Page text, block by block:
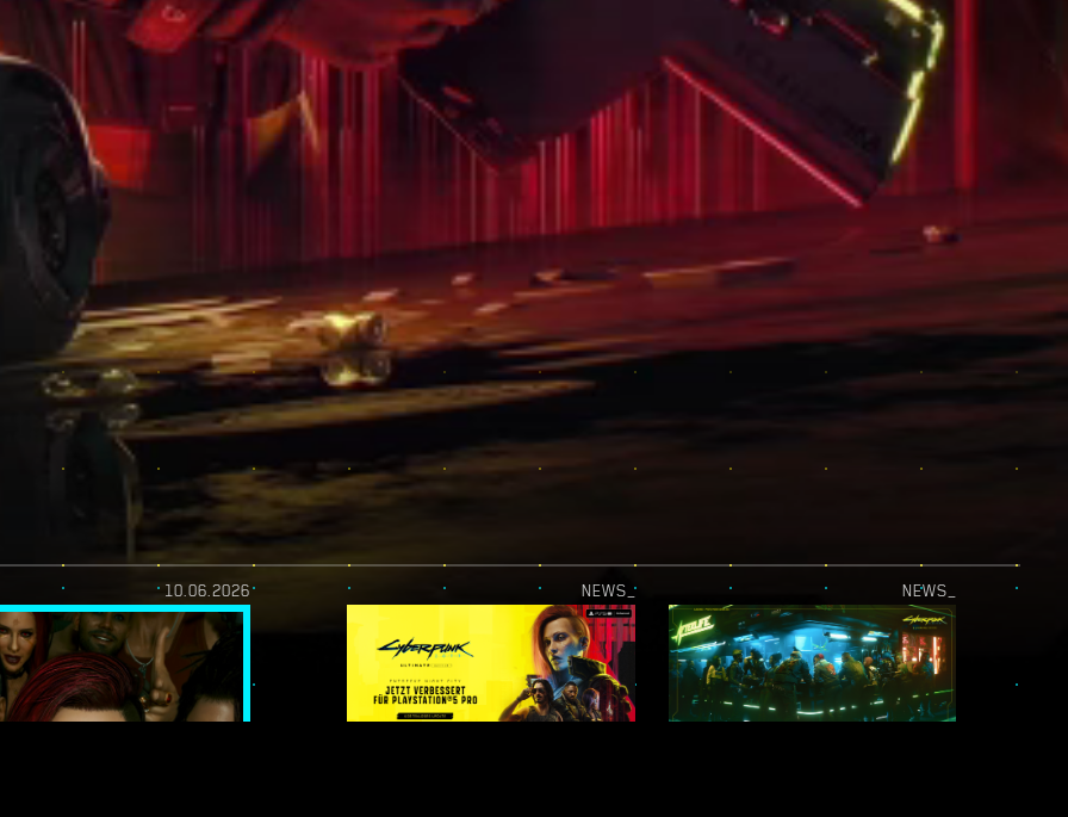
10.06.2026 NEWS_ NEWS_